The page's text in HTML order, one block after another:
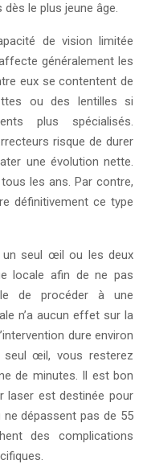
le plus jeune âge.
de vision limitée
généralement les
eux se contentent de
ou des lentilles si
plus spécialisés.
risque de durer
une évolution nette.
les ans. Par contre,
définitivement ce type
un seul œil ou les deux
locale afin de ne pas
de procéder à une
n’a aucun effet sur la
dure environ
seul œil, vous resterez
de minutes. Il est bon
laser est destinée pour
dépassent pas de 55
des complications